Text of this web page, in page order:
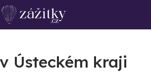
Ústeckém kraji